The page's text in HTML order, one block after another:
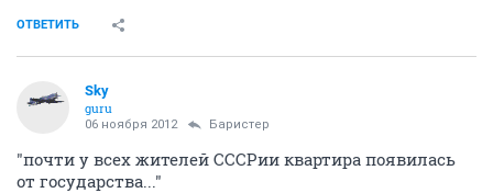
ОТВЕТИТЬ
Sky
guru
06 ноября 2012 Баристер
"почти у всех жителей СССРии квартира появилась
от государства..."